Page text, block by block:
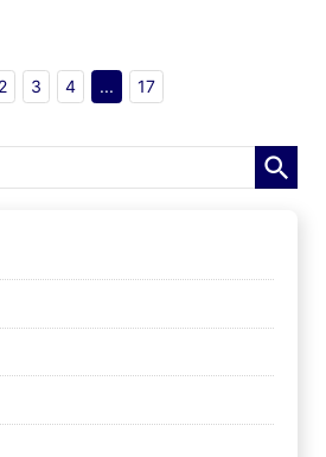
2 3 4 ... 17